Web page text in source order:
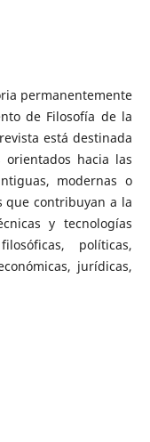
permanentemente
de Filosofía de la
está destinada
hacia las
modernas o
que contribuyan a la
y tecnologías
políticas,
jurídicas,